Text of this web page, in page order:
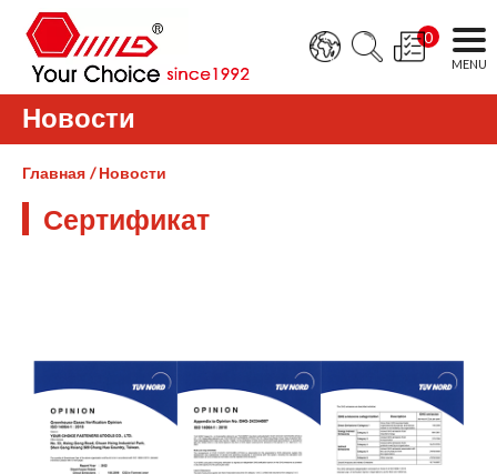
0
Новости
Главная Новости
Сертификат